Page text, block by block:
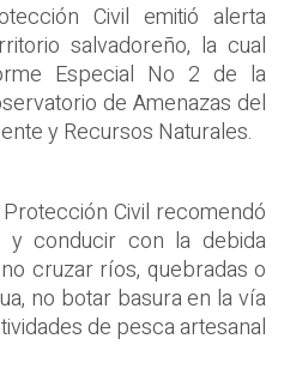
Civil emitió alerta
salvadoreño, la cual
Especial No 2 de la
de Amenazas del
y Recursos Naturales.
Civil recomendó
y conducir con la debida
cruzar ríos, quebradas o
no botar basura en la vía
de pesca artesanal